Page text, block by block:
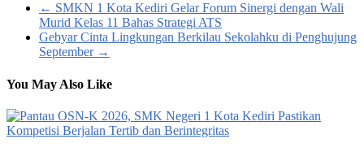
← SMKN 1 Kota Kediri Gelar Forum Sinergi dengan Wali
Murid Kelas 11 Bahas Strategi ATS
Gebyar Cinta Lingkungan Berkilau Sekolahku di Penghujung
September →
You May Also Like